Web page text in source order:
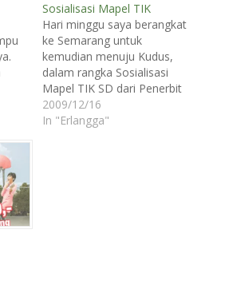
Sosialisasi Mapel TIK
Hari minggu saya berangkat
ke Semarang untuk
kemudian menuju Kudus,
dalam rangka Sosialisasi
Mapel TIK SD dari Penerbit
Erlangga. Ya, ini adalah
rangkaian tugas promosi
2009/12/16
In "Erlangga"